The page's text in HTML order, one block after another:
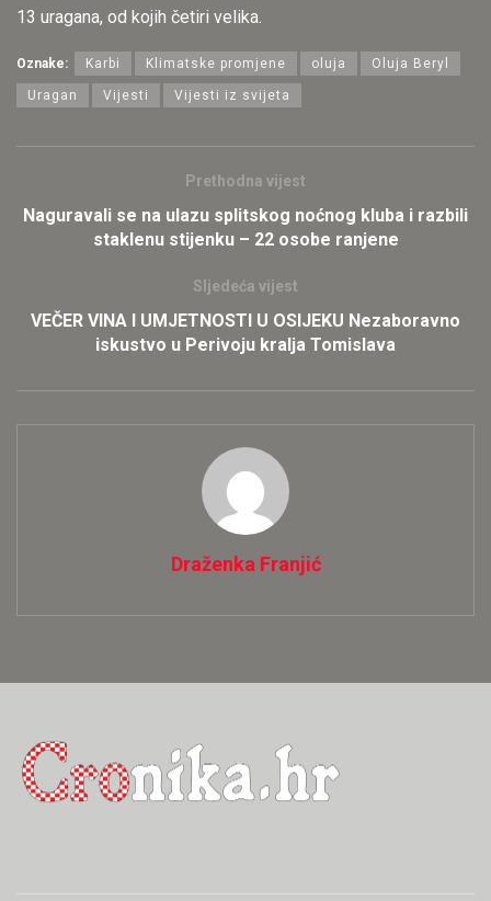
13 uragana, od kojih četiri velika.
Oznake: Karbi Klimatske promjene oluja Oluja Beryl
Uragan Vijesti Vijesti iz svijeta
Prethodna vijest
Naguravali se na ulazu splitskog noćnog kluba i razbili
staklenu stijenku – 22 osobe ranjene
Sljedeća vijest
VEČER VINA I UMJETNOSTI U OSIJEKU Nezaboravno
iskustvo u Perivoju kralja Tomislava
Draženka Franjić